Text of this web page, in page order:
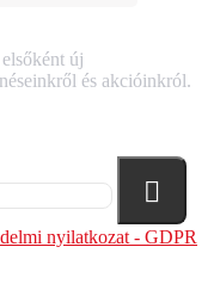
új
és akcióinkról.
nyilatkozat - GDPR